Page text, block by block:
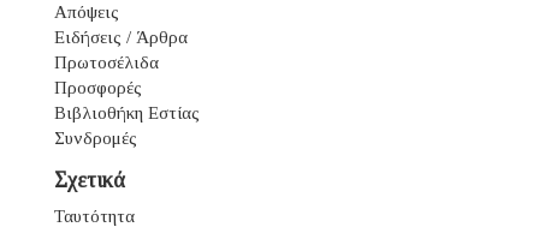
Απόψεις
Ειδήσεις / Άρθρα
Πρωτοσέλιδα
Προσφορές
Βιβλιοθήκη Εστίας
Συνδρομές
Σχετικά
Ταυτότητα